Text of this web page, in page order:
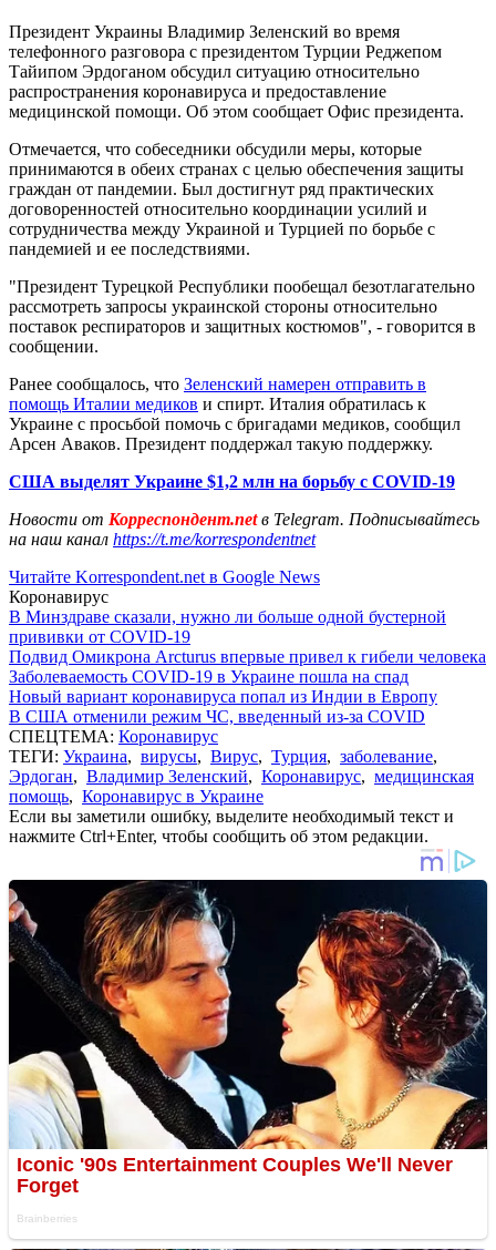
Президент Украины Владимир Зеленский во время
телефонного разговора с президентом Турции Реджепом
Тайипом Эрдоганом обсудил ситуацию относительно
распространения коронавируса и предоставление
медицинской помощи. Об этом сообщает Офис президента.
Отмечается, что собеседники обсудили меры, которые
принимаются в обеих странах с целью обеспечения защиты
граждан от пандемии. Был достигнут ряд практических
договоренностей относительно координации усилий и
сотрудничества между Украиной и Турцией по борьбе с
пандемией и ее последствиями.
"Президент Турецкой Республики пообещал безотлагательно
рассмотреть запросы украинской стороны относительно
поставок респираторов и защитных костюмов", - говорится в
сообщении.
Ранее сообщалось, что Зеленский намерен отправить в
помощь Италии медиков и спирт. Италия обратилась к
Украине с просьбой помочь с бригадами медиков, сообщил
Арсен Аваков. Президент поддержал такую ​​поддержку.
США выделят Украине $1,2 млн на борьбу с COVID-19
Новости от Корреспондент.netв Telegram. Подписывайтесь
на наш канал https://t.me/korrespondentnet
Читайте Korrespondent.net в Google News
Коронавирус
В Минздраве сказали, нужно ли больше одной бустерной
прививки от COVID-19
Подвид Омикрона Arcturus впервые привел к гибели человека
Заболеваемость COVID-19 в Украине пошла на спад
Новый вариант коронавируса попал из Индии в Европу
В США отменили режим ЧС, введенный из-за COVID
СПЕЦТЕМА: Коронавирус
ТЕГИ: Украина, вирусы, Вирус, Турция, заболевание,
Эрдоган, Владимир Зеленский, Коронавирус, медицинская
помощь, Коронавирус в Украине
Если вы заметили ошибку, выделите необходимый текст и
нажмите Ctrl+Enter, чтобы сообщить об этом редакции.